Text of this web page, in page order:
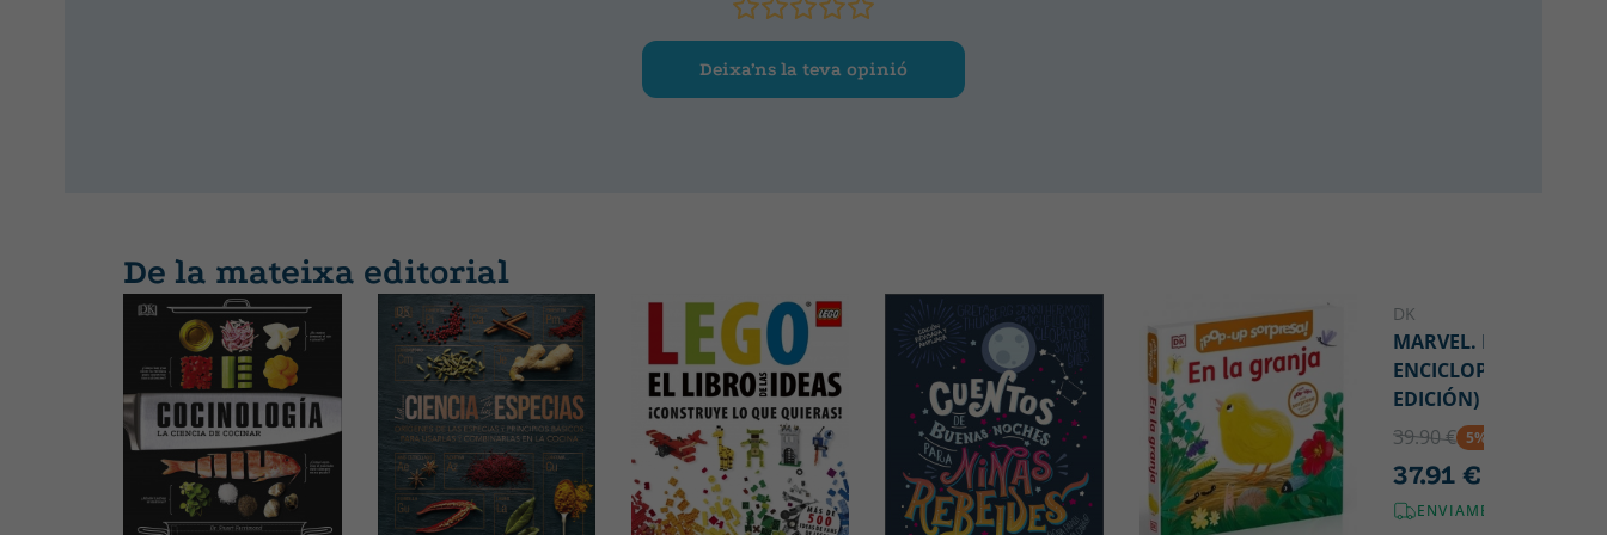
Deixa’ns la teva opinió
De la mateixa editorial
DK
MARVEL. LA
ENCICLOPEDIA (NUEVA
EDICIÓN)
39.90 € 5% DTO
37.91 €
ENVIAMENT GRATUÏT!